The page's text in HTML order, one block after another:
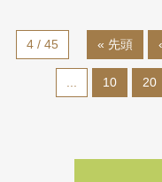
4 / 45 « 先頭
10 20